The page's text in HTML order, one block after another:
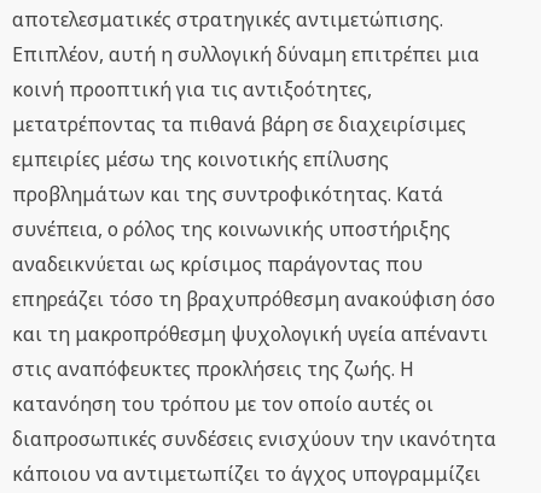
αποτελεσματικές στρατηγικές αντιμετώπισης.
Επιπλέον, αυτή η συλλογική δύναμη επιτρέπει μια
κοινή προοπτική για τις αντιξοότητες,
μετατρέποντας τα πιθανά βάρη σε διαχειρίσιμες
εμπειρίες μέσω της κοινοτικής επίλυσης
προβλημάτων και της συντροφικότητας. Κατά
συνέπεια, ο ρόλος της κοινωνικής υποστήριξης
αναδεικνύεται ως κρίσιμος παράγοντας που
επηρεάζει τόσο τη βραχυπρόθεσμη ανακούφιση όσο
και τη μακροπρόθεσμη ψυχολογική υγεία απέναντι
στις αναπόφευκτες προκλήσεις της ζωής. Η
κατανόηση του τρόπου με τον οποίο αυτές οι
διαπροσωπικές συνδέσεις ενισχύουν την ικανότητα
κάποιου να αντιμετωπίζει το άγχος υπογραμμίζει